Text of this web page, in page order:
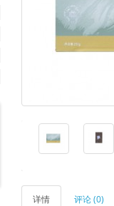
详情 评论 (0)